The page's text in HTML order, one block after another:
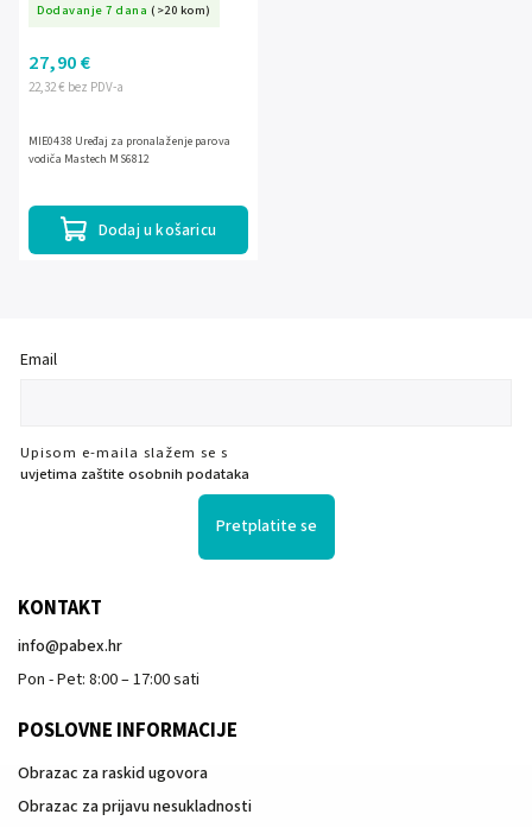
Dodavanje 7 dana (>20 kom)
22,32 € bez PDV-a
27,90 €
Dodaj u košaricu
MIE0438 Uređaj za pronalaženje parova
vodiča Mastech MS6812
Email
Upisom e-maila slažem se s
uvjetima zaštite osobnih podataka
Pretplatite se
KONTAKT
info@pabex.hr
Pon - Pet: 8:00 – 17:00 sati
POSLOVNE INFORMACIJE
Obrazac za raskid ugovora
Obrazac za prijavu nesukladnosti